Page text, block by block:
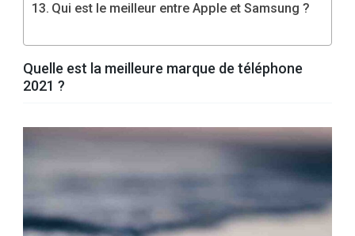
Qui est le meilleur entre Apple et Samsung ?
Quelle est la meilleure marque de téléphone
2021 ?